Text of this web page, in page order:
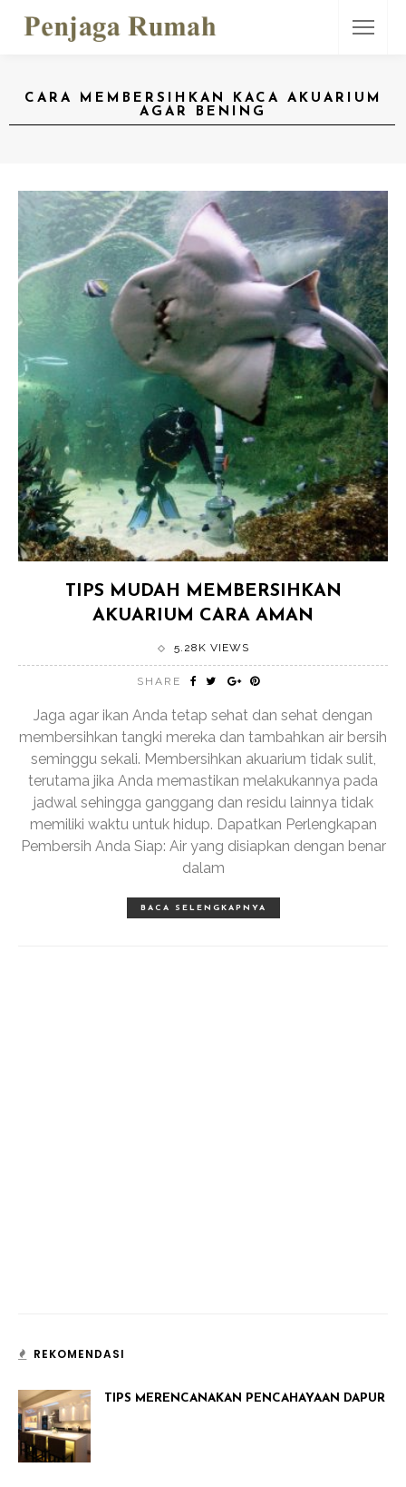
CARA MEMBERSIHKAN KACA AKUARIUM
AGAR BENING
TIPS MUDAH MEMBERSIHKAN
AKUARIUM CARA AMAN
5.28K VIEWS
SHARE
Jaga agar ikan Anda tetap sehat dan sehat dengan
membersihkan tangki mereka dan tambahkan air bersih
seminggu sekali. Membersihkan akuarium tidak sulit,
terutama jika Anda memastikan melakukannya pada
jadwal sehingga ganggang dan residu lainnya tidak
memiliki waktu untuk hidup. Dapatkan Perlengkapan
Pembersih Anda Siap: Air yang disiapkan dengan benar
dalam
BACA SELENGKAPNYA
REKOMENDASI
TIPS MERENCANAKAN PENCAHAYAAN DAPUR